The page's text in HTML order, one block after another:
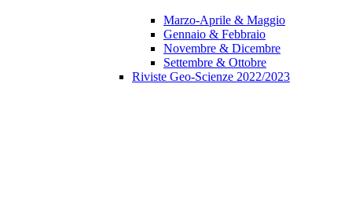
Marzo-Aprile & Maggio
Gennaio & Febbraio
Novembre & Dicembre
Settembre & Ottobre
Riviste Geo-Scienze 2022/2023